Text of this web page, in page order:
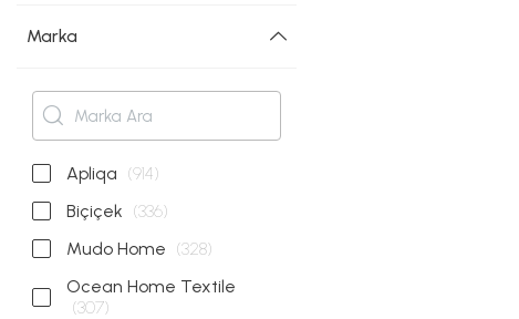
Marka
Apliqa (914)
Biçiçek (336)
Mudo Home (328)
Ocean Home Textile
(307)